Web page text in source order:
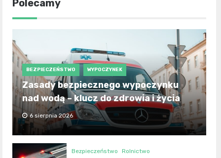
Polecamy
BEZPIECZEŃSTWO WYPOCZYNEK
Zasady bezpiecznego wypoczynku
nad wodą – klucz do zdrowia i życia
6 sierpnia 2026
Bezpieczeństwo Rolnictwo